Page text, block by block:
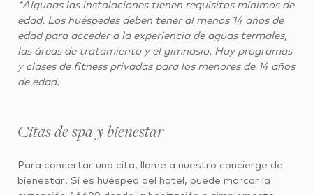
*Algunas las instalaciones tienen requisitos mínimos de
edad. Los huéspedes deben tener al menos 14 años de
edad para acceder a la experiencia de aguas termales,
las áreas de tratamiento y el gimnasio. Hay programas
y clases de fitness privadas para los menores de 14 años
de edad.
Citas de spa y bienestar
Para concertar una cita, llame a nuestro concierge de
bienestar. Si es huésped del hotel, puede marcar la